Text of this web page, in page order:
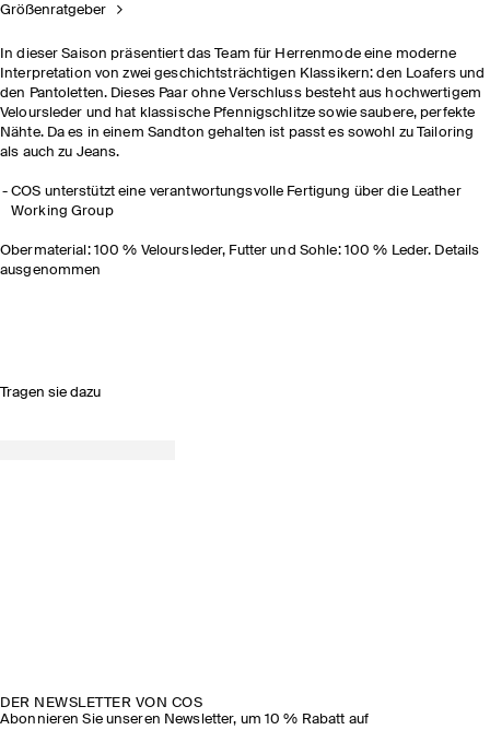
Größenratgeber
In dieser Saison präsentiert das Team für Herrenmode eine moderne
Interpretation von zwei geschichtsträchtigen Klassikern: den Loafers und
den Pantoletten. Dieses Paar ohne Verschluss besteht aus hochwertigem
Veloursleder und hat klassische Pfennigschlitze sowie saubere, perfekte
Nähte. Da es in einem Sandton gehalten ist passt es sowohl zu Tailoring
als auch zu Jeans.
COS unterstützt eine verantwortungsvolle Fertigung über die Leather
Working Group
Obermaterial: 100 % Veloursleder, Futter und Sohle: 100 % Leder. Details
ausgenommen
Tragen sie dazu
DER NEWSLETTER VON COS
Abonnieren Sie unseren Newsletter, um 10 % Rabatt auf